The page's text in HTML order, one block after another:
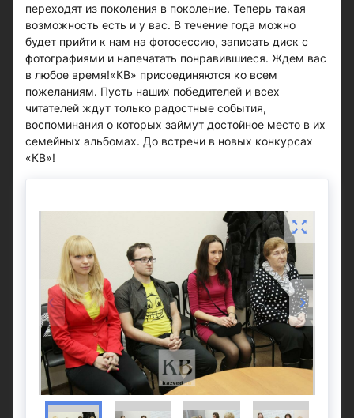
переходят из поколения в поколение. Теперь такая
возможность есть и у вас. В течение года можно
будет прийти к нам на фотосессию, записать диск с
фотографиями и напечатать понравившиеся. Ждем вас
в любое время!«КВ» присоединяются ко всем
пожеланиям. Пусть наших победителей и всех
читателей ждут только радостные события,
воспоминания о которых займут достойное место в их
семейных альбомах. До встречи в новых конкурсах
«КВ»!